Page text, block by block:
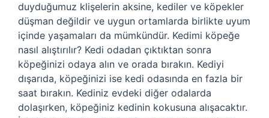
duyduğumuz klişelerin aksine, kediler ve köpekler
düşman değildir ve uygun ortamlarda birlikte uyum
içinde yaşamaları da mümkündür. Kedimi köpeğe
nasıl alıştırılır? Kedi odadan çıktıktan sonra
köpeğinizi odaya alın ve orada bırakın. Kediyi
dışarıda, köpeğinizi ise kedi odasında en fazla bir
saat bırakın. Kediniz evdeki diğer odalarda
dolaşırken, köpeğiniz kedinin kokusuna alışacaktır.